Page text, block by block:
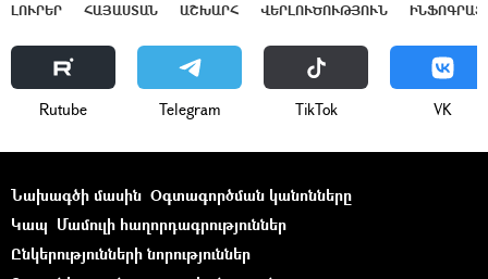
ԼՈՒՐԵՐ ՀԱՅԱՍՏԱՆ ԱՇԽԱՐՀ ՎԵՐԼՈՒԾՈՒԹՅՈՒՆ
Rutube Telegram ТikТоk VK
Նախագծի մասին Օգտագործման կանոնները
Կապ Մամուլի հաղորդագրություններ
Ընկերությունների նորություններ